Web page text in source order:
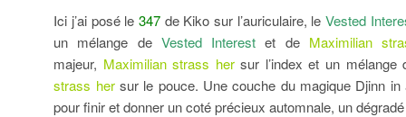
Ici j’ai posé le 347de Kiko sur l’auriculaire, le Vested
un mélange de Vested Interest et de Maximilian
majeur, Maximilian strass hersur l’index et un
strass hersur le pouce. Une couche du magique Djinn
pour finir et donner un coté précieux automnale, un